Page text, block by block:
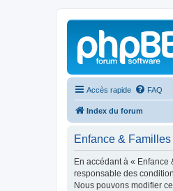
Accès rapide FAQ
Index du forum
Enfance &
En accédant à « Enfance
responsable des
Nous pouvons modifier